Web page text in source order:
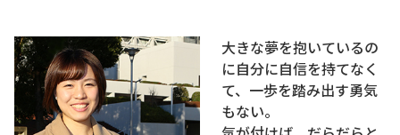
大きな夢を抱いているの
に自分に自信を持てなく
て、一歩を踏み出す勇気
もない。